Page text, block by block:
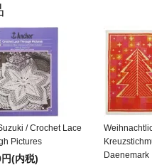
/ Crochet Lace
Pictures
(内税)
Daenemark